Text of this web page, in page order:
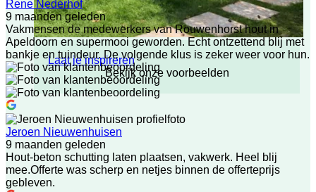
Laat je inspireren
Bekijk onze voorbeelden
Rene Nederhof
9 maanden geleden
Vakmensen de medewerkers van Rouwenhorst hout in
Apeldoorn en supermooi geworden. Echt ontzettend blij met
bankje en tuindeur. De volgende klus is zeker weer voor hun.
Jeroen Nieuwenhuisen
9 maanden geleden
Hout-beton schutting laten plaatsen, vakwerk. Heel blij
mee.Offerte was scherp en netjes binnen de offerteprijs
gebleven.